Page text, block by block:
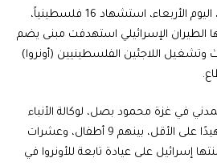
أعلن الدفاع المدني في غزة، اليوم الأربعاء، استشهاد 16 فلسطينياً،
شنها الطيران الإسرائيلي استهدفت مبنى يضم
وتشغيل اللاجئين الفلسطينيين (أونروا)
في غزة محمود بصل، لوكالة الأنباء
الفرنسية، إنه تم نقل 16 شهيدًا على الأقل، بينهم 9 أطفال، وعشرات
إسرائيل على عيادة تابعة للأونروا في